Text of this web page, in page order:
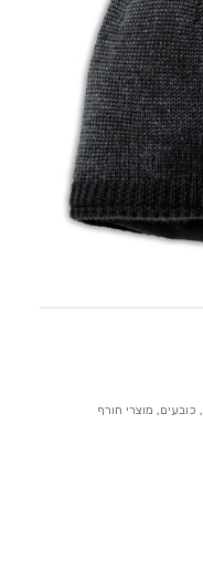
, כובעים, מוצרי חורף